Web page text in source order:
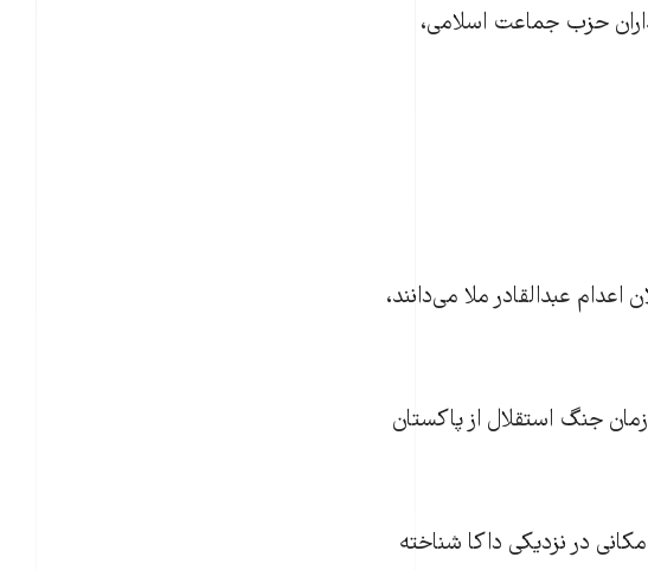
حزب جماعت اسلامی،
عبدالقادر ملا می‌دانند،
در زمان جنگ استقلال از پاکستان
در نزديکی داکا شناخته